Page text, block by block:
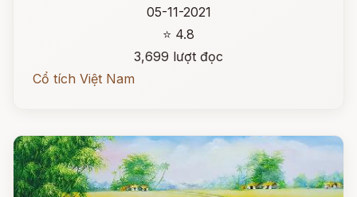
05-11-2021
⭐ 4.8
3,699 lượt đọc
Cổ tích Việt Nam